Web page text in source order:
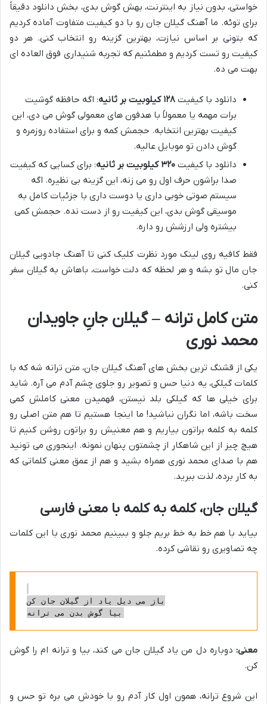
خواستی، بدون نیاز به اینترنت، بهش گوش بدی، بخش دانلود دقیقاً
برای توئه. ما آهنگ گیلان جان رو با دو کیفیت متفاوت آماده کردیم
که بتونی بر اساس نیازت، بهترین گزینه رو انتخاب کنی. هر دو
کیفیت رو تست کردیم و مطمئنیم که تجربه شنیداری فوق العاده ای
بهت می ده.
دانلود با کیفیت ۱۲۸ کیلوبیت بر ثانیه
: اگه حافظه گوشیت
برات مهمه یا معمولاً با هدفون های معمولی گوش می دی، این
کیفیت بهترین انتخابه. حجمش کمه و برای استفاده روزمره و
گوش دادن تو موبایل عالیه.
دانلود با کیفیت ۳۲۰ کیلوبیت بر ثانیه
: برای کسایی که کیفیت
صدا براشون حرف اول رو می زنه، این گزینه بی نظیره. اگه
سیستم صوتی خوبی داری یا دوست داری با جزئیات کامل به
موسیقی گوش بدی، این کیفیت رو از دست نده. حجمش کمی
بیشتره ولی ارزشش رو داره.
فقط کافیه روی لینک مورد نظرت کلیک کنی تا آهنگ جادویی گیلان
جان مال تو بشه و هر لحظه که دلت خواست، باهاش به گیلان سفر
کنی.
متن کامل ترانه – گیلان جانِ جاویدان
محمد نوری
یکی از قشنگ ترین بخش های آهنگ گیلان جان، متن ترانه شه که با
کلمات گیلکی، یه دنیا حس و تصویر رو جلوی چشم آدم می آره. شاید
برای خیلی ها که گیلکی بلد نیستن، فهمیدن معنی کاملش کمی
سخت باشه، اما نگران نباشید! ما اینجا هستیم تا هم متن اصلی رو
کلمه به کلمه براتون بیاریم و هم معنیش رو براتون روشن کنیم تا
هیچ چیز از این شاهکار از چشمتون پنهان نمونه. اینجوری می تونید
هم با صدای محمد نوری همراه بشید و هم از عمق معنی کلماتی که
به کار برده، لذت ببرید.
گیلان جان، کلمه به کلمه با معنی فارسی
بیاید با هم خط به خط بریم جلو و ببینیم محمد نوری با این کلمات
چه تصاویری رو نقاشی کرده.
باز می دیل یاد از گیلان جان کن
معنی: دوباره دل من یاد گیلان جان می کند، بیا و ترانه ام را گوش
کن.
این شروع ترانه، همون اول کار آدم رو با خودش می بره تو حس و